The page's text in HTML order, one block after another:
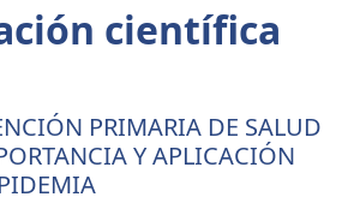
científica
PRIMARIA DE SALUD
Y APLICACIÓN